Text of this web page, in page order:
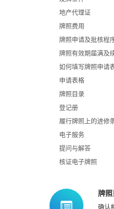
地产代理证
牌照费用
牌照申请及批核程
牌照有效期届满及
如何填写牌照申请
申请表格
牌照目录
登记册
履行牌照上的进修
电子服务
提问与解答
核证电子牌照
牌
确认